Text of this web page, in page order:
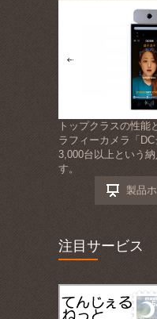
トップクラスの性能
ラフィーカメラ「
3,000台以上という
す。
製品
注目サービス